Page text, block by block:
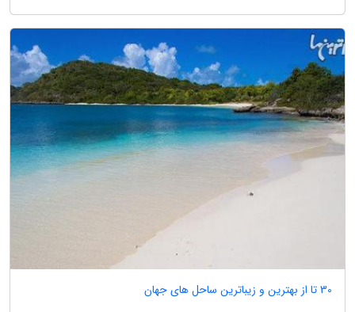
30 تا از بهترین و زیباترین ساحل های جهان